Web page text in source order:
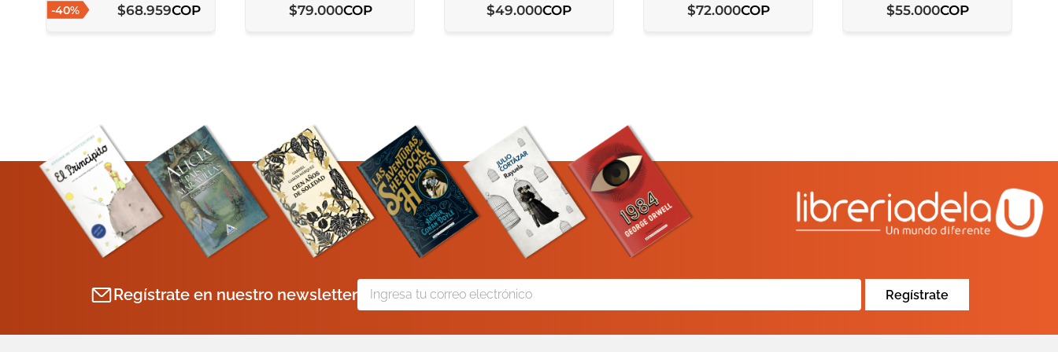
-40% $68.959COP $79.000COP $49.000COP $72.000COP $55.000COP
Regístrate en nuestro newsletter Regístrate